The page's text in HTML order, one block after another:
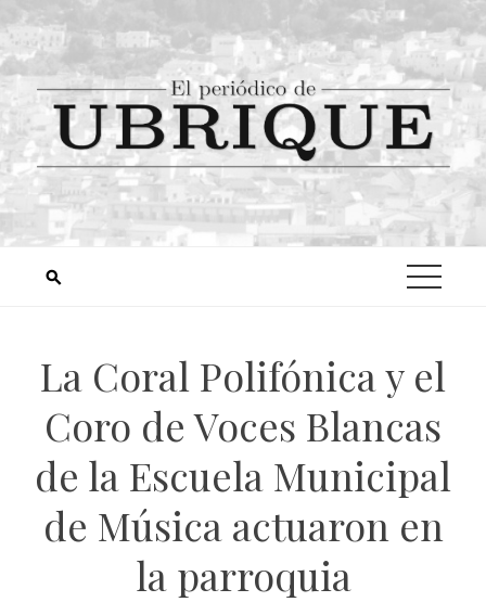
La Coral Polifónica y el
Coro de Voces Blancas
de la Escuela Municipal
de Música actuaron en
la parroquia